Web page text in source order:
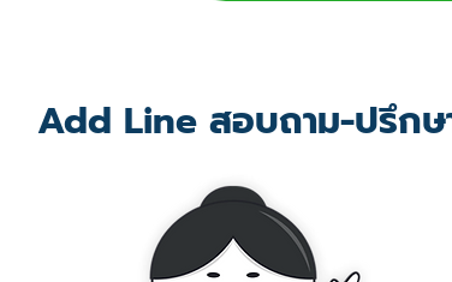
Add Line สอบถาม-ปรึกษ